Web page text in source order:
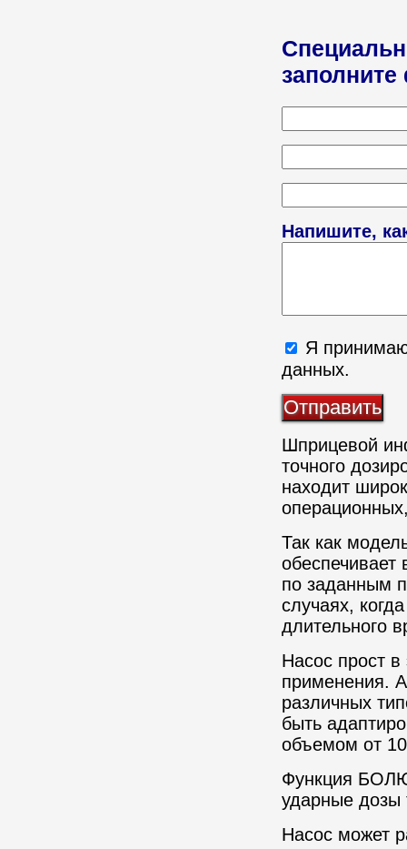
Напишите,
Я
данных.
Шприцевой
точного
находит
Так как
по заданным
случаях,
длительного
Насос прост
применения.
различных
быть
объемом от
Функция
ударные дозы
Насос может